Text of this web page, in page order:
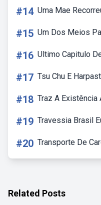
#14 Uma Mae
#15 Um Dos Meios
#16 Ultimo Capitulo
#17 Tsu Chu E
#18 Traz A Existência
#19 Travessia Brasil
#20 Transporte De
Related Posts